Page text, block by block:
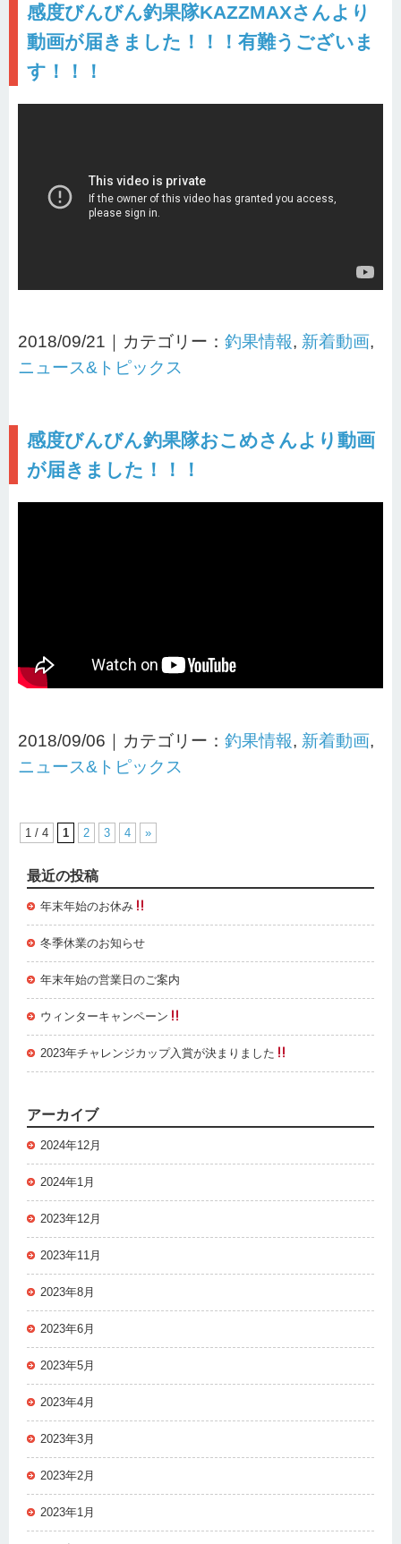
感度びんびん釣果隊KAZZMAXさんより
動画が届きました！！！有難うございま
す！！！
2018/09/21｜カテゴリー： 釣果情報, 新着動画,
ニュース&トピックス
感度びんびん釣果隊おこめさんより動画
が届きました！！！
2018/09/06｜カテゴリー： 釣果情報, 新着動画,
ニュース&トピックス
1 / 4 1 2 3 4 »
最近の投稿
年末年始のお休み
冬季休業のお知らせ
年末年始の営業日のご案内
ウィンターキャンペーン
2023年チャレンジカップ入賞が決まりました
アーカイブ
2024年12月
2024年1月
2023年12月
2023年11月
2023年8月
2023年6月
2023年5月
2023年4月
2023年3月
2023年2月
2023年1月